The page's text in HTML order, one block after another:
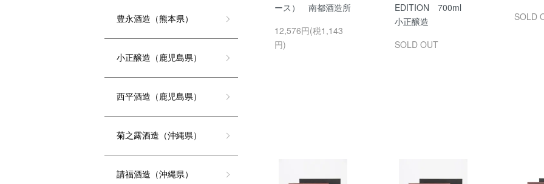
ース） 南都酒造所
12,576円(税1,143
円)
EDITION 700ml
小正醸造
SOLD OUT
SOLD
豊永酒造（熊本県）
小正醸造（鹿児島県）
西平酒造（鹿児島県）
菊之露酒造（沖縄県）
請福酒造（沖縄県）